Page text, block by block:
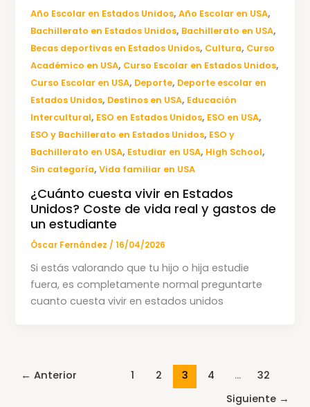
Año Escolar en Estados Unidos,Año Escolar en USA,
Bachillerato en Estados Unidos, Bachillerato en USA,
Becas deportivas en Estados Unidos, Cultura, Curso
Académico en USA, Curso Escolar en Estados Unidos,
Curso Escolar en USA, Deporte, Deporte escolar en
Estados Unidos, Destinos en USA, Educación
Intercultural, ESO en Estados Unidos, ESO en USA,
ESO y Bachillerato en Estados Unidos, ESO y
Bachillerato en USA, Estudiar en USA, High School,
Sin categoría,Vida familiar en USA
¿Cuánto cuesta vivir en Estados
Unidos? Coste de vida real y gastos de
un estudiante
Óscar Fernández /16/04/2026
Si estás valorando que tu hijo o hija estudie
fuera, es completamente normal preguntarte
cuanto cuesta vivir en estados unidos
← Anterior 1 2 3 4 …
32
Siguiente →